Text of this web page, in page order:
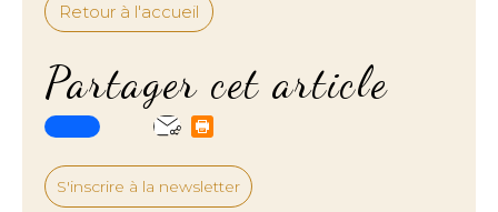
Retour à l'accueil
Partager cet article
S'inscrire à la newsletter